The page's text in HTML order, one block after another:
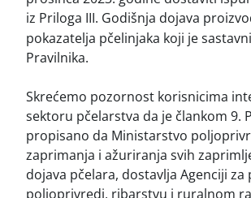
iz Priloga III. Godišnja dojava
pokazatelja pčelinjaka koji je
Pravilnika.
Skrećemo pozornost korisnicima
sektoru pčelarstva da je člankom 9.
propisano da Ministarstvo
zaprimanja i ažuriranja svih
dojava pčelara, dostavlja Agenciji za
poljoprivredi, ribarstvu i ruralnom